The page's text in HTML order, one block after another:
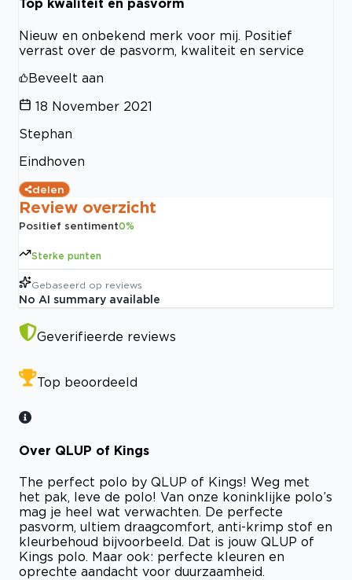
Top kwaliteit en pasvorm
Nieuw en onbekend merk voor mij. Positief
verrast over de pasvorm, kwaliteit en service
Beveelt aan
18 November 2021
Stephan
Eindhoven
delen
Review overzicht
Positief sentiment0%
Sterke punten
Gebaseerd op reviews
No AI summary available
Geverifieerde reviews
Top beoordeeld
Over QLUP of Kings
The perfect polo by QLUP of Kings! Weg met
het pak, leve de polo! Van onze koninklijke polo’s
mag je heel wat verwachten. De perfecte
pasvorm, ultiem draagcomfort, anti-krimp stof en
kleurbehoud bijvoorbeeld. Dat is jouw QLUP of
Kings polo. Maar ook: perfecte kleuren en
oprechte aandacht voor duurzaamheid.